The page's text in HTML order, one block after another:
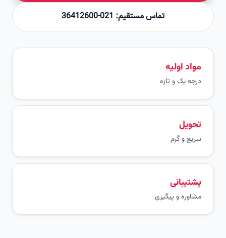
تماس مستقیم: 021-36412600
مواد اولیه
درجه یک و تازه
سریع و گرم
پشتیبانی
مشاوره و پیگیری